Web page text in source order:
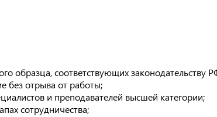
образца, соответствующих законодательству
без отрыва от работы;
и преподавателей высшей категории;
сотрудничества;